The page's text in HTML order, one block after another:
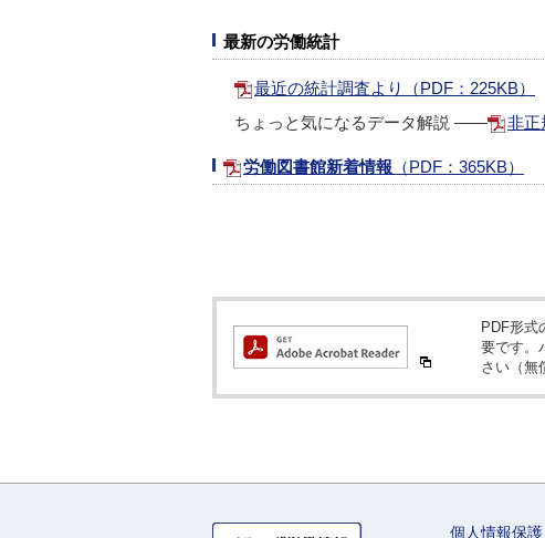
最新の労働統計
最近の統計調査より
（PDF：225KB）
ちょっと気になるデータ解説 ――
非正
労働図書館新着情報 （PDF：365KB）
PDF形式
要です。
さい（無
個人情報保護